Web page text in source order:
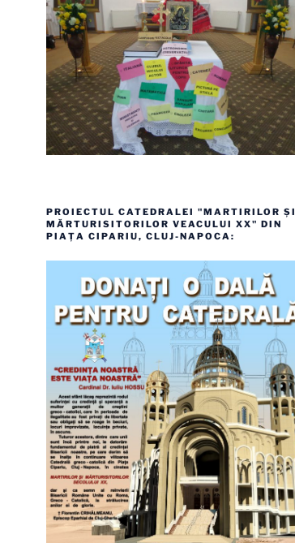
PROIECTUL CATEDRALEI "MARTIRILOR ȘI
MĂRTURISITORILOR VEACULUI XX" DIN
PIAȚA CIPARIU, CLUJ-NAPOCA: